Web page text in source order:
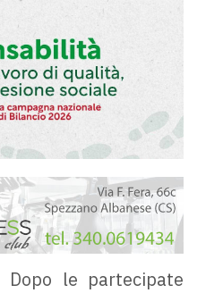
Dopo le partecipate